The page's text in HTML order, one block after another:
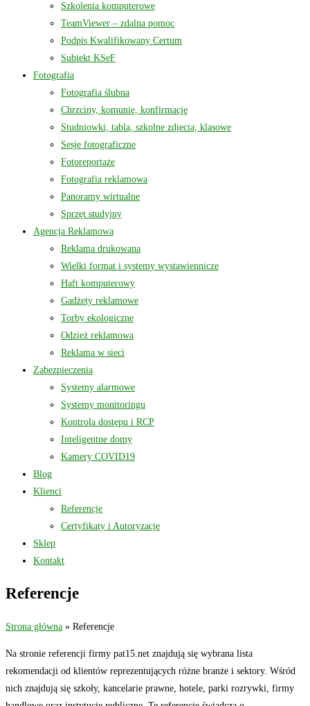
Szkolenia komputerowe
TeamViewer – zdalna pomoc
Podpis Kwalifikowany Certum
Subiekt KSeF
Fotografia
Fotografia ślubna
Chrzciny, komunie, konfirmacje
Studniowki, tabla, szkolne zdjecia, klasowe
Sesje fotograficzne
Fotoreportaże
Fotografia reklamowa
Panoramy wirtualne
Sprzęt studyjny
Agencja Reklamowa
Reklama drukowana
Wielki format i systemy wystawiennicze
Haft komputerowy
Gadżety reklamowe
Torby ekologiczne
Odzież reklamowa
Reklama w sieci
Zabezpieczenia
Systemy alarmowe
Systemy monitoringu
Kontrola dostępu i RCP
Inteligentne domy
Kamery COVID19
Blog
Klienci
Referencje
Certyfikaty i Autoryzacje
Sklep
Kontakt
Referencje
Strona główna » Referencje
Na stronie referencji firmy pat15.net znajdują się wybrana lista
rekomendacji od klientów reprezentujących różne branże i sektory. Wśród
nich znajdują się szkoły, kancelarie prawne, hotele, parki rozrywki, firmy